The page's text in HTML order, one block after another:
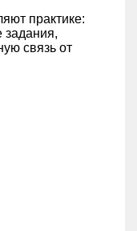
практике:
связь от